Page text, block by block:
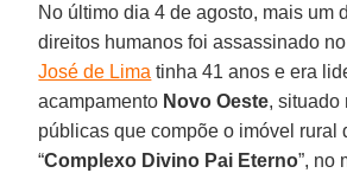
No último dia 4 de agosto, mais um
direitos humanos foi assassinado
José de Lima tinha 41 anos e era
acampamento Novo Oeste, situado
públicas que compõe o imóvel rural
“Complexo Divino Pai Eterno”, no